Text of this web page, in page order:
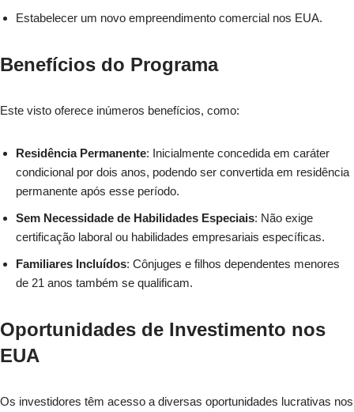
Estabelecer um novo empreendimento comercial nos EUA.
Benefícios do Programa
Este visto oferece inúmeros benefícios, como:
Residência Permanente: Inicialmente concedida em caráter
condicional por dois anos, podendo ser convertida em residência
permanente após esse período.
Sem Necessidade de Habilidades Especiais: Não exige
certificação laboral ou habilidades empresariais específicas.
Familiares Incluídos: Cônjuges e filhos dependentes menores
de 21 anos também se qualificam.
Oportunidades de Investimento nos
EUA
Os investidores têm acesso a diversas oportunidades lucrativas nos